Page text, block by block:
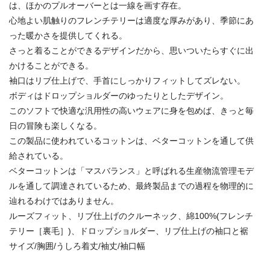
は、ほかのプルオーバーとは一線を画す存在。
心地よい肌触りのフレンチテリーは適度な厚みがあり、季節にあ
った暖かさを提供してくれる。
さっと着ることができるデザインだから、思いついたらすぐに出
かけることができる。
袖口はリブ仕上げで、手首にしっかりフィットしてズレない。
ボディはドロップショルダーのゆったりとしたデザイン。
このソフトで快適な汎用性の高いウェアに身を包めば、きっと毎
日の冒険も楽しくなる。
この製品に使われているコットンは、ベターコットンを通して供
給されている。
ベターコットンは「マスバランス」と呼ばれる生産物流管理モデ
ルを通して調達されているため、最終製品までの過程を物理的に
辿れるわけではありません。
ルーズフィット、リブ仕上げのクルーネック、綿100%(フレンチ
テリー［裏毛］)、ドロップショルダー、リブ仕上げの袖口と裾
サイズ/胸囲/うしろ着丈/袖丈/袖口幅